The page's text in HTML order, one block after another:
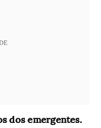
dos emergentes.